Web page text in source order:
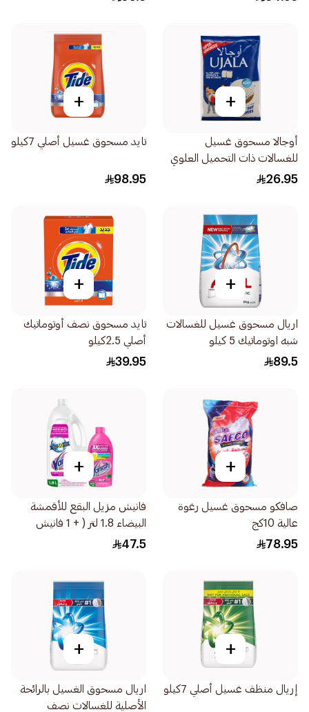
+
أوجالا مسحوق غسيل
للغسالات ذات التحميل العلوي
2.5كيلو
26.95
+
تايد مسحوق غسيل أصلي 7كيلو
98.95
+
اريال مسحوق غسيل للغسالات
شبه اوتوماتيك 5 كيلو
89.5
+
تايد مسحوق نصف أوتوماتيك
أصلي 2.5كيلو
39.95
+
صافكو مسحوق غسيل رغوة
عالية 10كج
78.95
+
فانيش مزيل البقع للأقمشة
البيضاء 1.8 لتر ( + 1 فانيش
مزيل البقع عن الأقمشة متعدد
47.5
+
إريال منظف غسيل أصلي 7كيلو
+
اريال مسحوق الغسيل بالرائحة
الأصلية للغسالات نصف